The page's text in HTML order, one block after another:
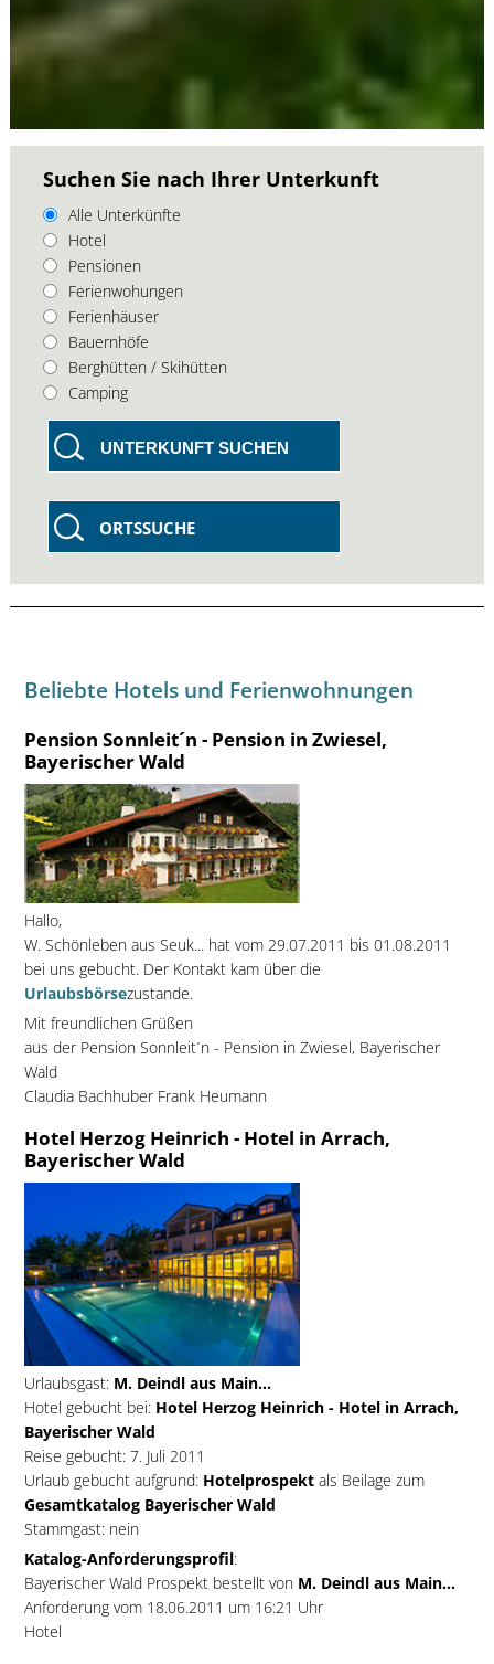
Suchen Sie nach Ihrer Unterkunft
Alle Unterkünfte
Hotel
Pensionen
Ferienwohungen
Ferienhäuser
Bauernhöfe
Berghütten / Skihütten
Camping
UNTERKUNFT SUCHEN
ORTSSUCHE
Beliebte Hotels und Ferienwohnungen
Pension Sonnleit´n - Pension in Zwiesel,
Bayerischer Wald
Hallo,
W. Schönleben aus Seuk... hat vom 29.07.2011 bis 01.08.2011
bei uns gebucht. Der Kontakt kam über die
Urlaubsbörsezustande.
Mit freundlichen Grüßen
aus der Pension Sonnleit´n - Pension in Zwiesel, Bayerischer
Wald
Claudia Bachhuber Frank Heumann
Hotel Herzog Heinrich - Hotel in Arrach,
Bayerischer Wald
Urlaubsgast:M. Deindl aus Main...
Hotel gebucht bei:Hotel Herzog Heinrich - Hotel in Arrach,
Bayerischer Wald
Reise gebucht: 7. Juli 2011
Urlaub gebucht aufgrund: Hotelprospekt als Beilage zum
Gesamtkatalog Bayerischer Wald
Stammgast: nein
Katalog-Anforderungsprofil:
Bayerischer Wald Prospekt bestellt von M. Deindl aus Main...
Anforderung vom 18.06.2011 um 16:21 Uhr
Hotel